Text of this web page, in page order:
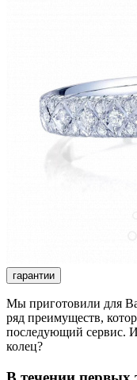
гарантии
Мы приготовили для
ряд преимуществ,
последующий сервис.
колец?